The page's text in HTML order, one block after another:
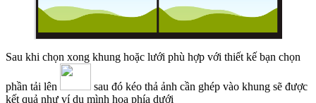
Sau khi chọn xong khung hoặc lưới phù hợp với thiết kế bạn chọn
phần tải lên
sau đó kéo thả ảnh cần ghép vào khung sẽ được
kết quả như ví dụ mình họa phía dưới